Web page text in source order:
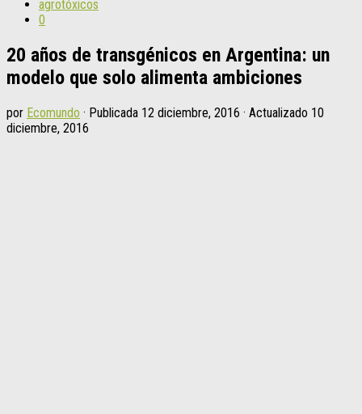
agrotóxicos
0
20 años de transgénicos en Argentina: un
modelo que solo alimenta ambiciones
por Ecomundo · Publicada 12 diciembre, 2016 · Actualizado 10
diciembre, 2016